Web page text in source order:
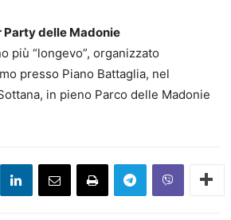
Party delle Madonie
più “longevo”, organizzato
presso Piano Battaglia, nel
in pieno Parco delle Madonie